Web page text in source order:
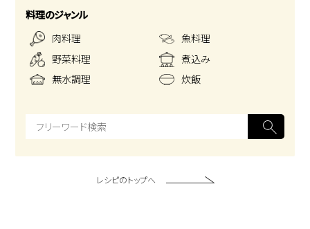
料理のジャンル
肉料理
魚料理
野菜料理
煮込み
無水調理
炊飯
レシピのトップへ